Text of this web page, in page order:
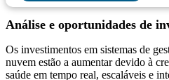
Análise e oportunidades de
Os investimentos em sistemas de
nuvem estão a aumentar devido à
saúde em tempo real, escaláveis ​​e